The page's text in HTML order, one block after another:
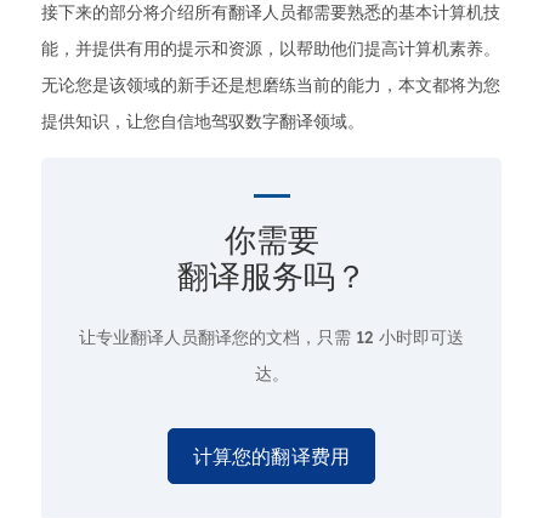
接下来的部分将介绍所有翻译人员都需要熟悉的基本计算机技
能，并提供有用的提示和资源，以帮助他们提高计算机素养。
无论您是该领域的新手还是想磨练当前的能力，本文都将为您
提供知识，让您自信地驾驭数字翻译领域。
你需要
翻译服务吗？
让专业翻译人员翻译您的文档，只需 12 小时即可送
达。
计算您的翻译费用